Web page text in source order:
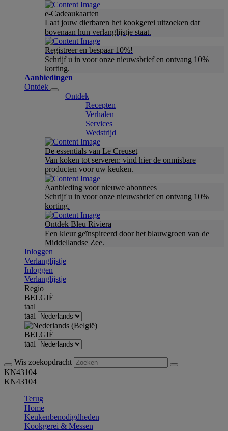
e-Cadeaukaarten
Laat jouw dierbaren het kookgerei uitzoeken dat
bovenaan hun verlanglijstje staat.
Registreer en bespaar 10%!
Schrijf u in voor onze nieuwsbrief en ontvang 10%
korting.
Aanbiedingen
Ontdek
Ontdek
Recepten
Verhalen
Services
Wedstrijd
De essentials van Le Creuset
Van koken tot serveren: vind hier de onmisbare
producten voor uw keuken.
Aanbieding voor nieuwe abonnees
Schrijf u in voor onze nieuwsbrief en ontvang 10%
korting.
Ontdek Bleu Riviera
Een kleur geïnspireerd door het blauwgroen van de
Middellandse Zee.
Inloggen
Verlanglijstje
Inloggen
Verlanglijstje
Regio
BELGIË
taal
taal
BELGIË
taal
Wis zoekopdracht
KN43104
KN43104
Terug
Home
Keukenbenodigdheden
Kookgerei & Messen